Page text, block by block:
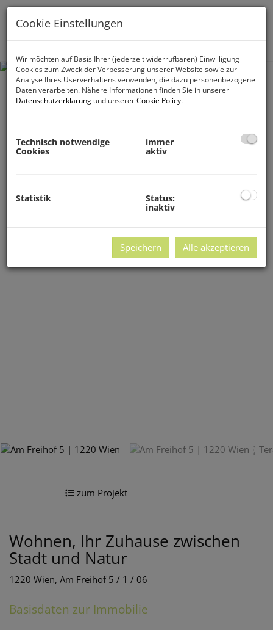
zum Projekt
Wohnen, Ihr Zuhause zwischen
Stadt und Natur
1220 Wien, Am Freihof 5 / 1 / 06
Basisdaten zur Immobilie
Cookie Einstellungen
Wir möchten auf Basis Ihrer (jederzeit widerrufbaren) Einwilligung
Cookies zum Zweck der Verbesserung unserer Website sowie zur
Analyse Ihres Userverhaltens verwenden, die dazu personenbezogene
Daten verarbeiten. Nähere Informationen finden Sie in unserer
Datenschutzerklärung und unsererCookie Policy.
Technisch notwendige
Cookies
immer
aktiv
Statistik Status:
inaktiv
Speichern Alle akzeptieren